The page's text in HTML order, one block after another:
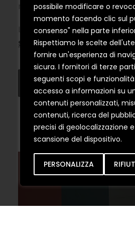
possibile modificare o
momento facendo clic sul
consenso" nella parte
Rispettiamo le scelte
fornire un'esperienza di
sicura. I fornitori di terze
seguenti scopi e
accesso a informazioni su
contenuti personalizzati,
contenuti, ricerca del
precisi di geolocalizzazione
scansione del dispositivo.
PERSONALIZZA
massimo le peculiarità del
Layout perfettamente
Serramenti.
LEGGI L’ARTICOLO